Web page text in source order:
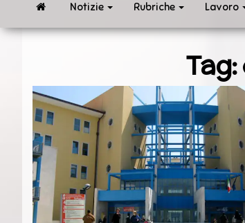
Notizie Rubriche Lavoro
Tag: